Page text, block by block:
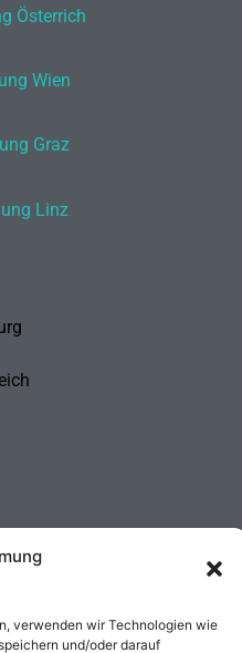
verwenden wir Technologien wie
und/oder darauf
Österrich
Wien
Graz
Linz